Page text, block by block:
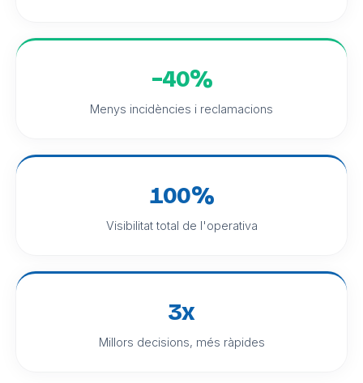
−40%
Menys incidències i reclamacions
100%
Visibilitat total de l'operativa
3x
Millors decisions, més ràpides